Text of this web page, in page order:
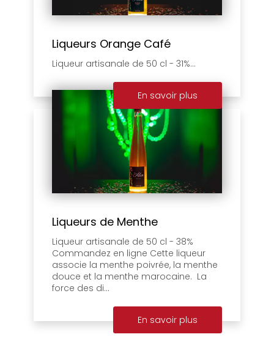
Liqueurs Orange Café
Liqueur artisanale de 50 cl - 31%...
En savoir plus
Liqueurs de Menthe
Liqueur artisanale de 50 cl - 38%
Commandez en ligne Cette liqueur
associe la menthe poivrée, la menthe
douce et la menthe marocaine. La
force des di...
En savoir plus